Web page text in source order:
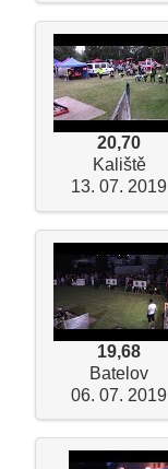
20,70
Kaliště
13. 07. 2019
19,68
Batelov
06. 07. 2019